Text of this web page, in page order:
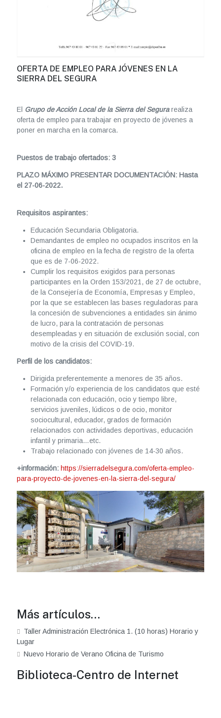
OFERTA DE EMPLEO PARA JÓVENES EN LA
SIERRA DEL SEGURA
El Grupo de Acción Local de la Sierra del Segurarealiza
oferta de empleo para trabajar en proyecto de jóvenes a
poner en marcha en la comarca.
Puestos de trabajo ofertados: 3
PLAZO MÁXIMO PRESENTAR DOCUMENTACIÓN: Hasta
el 27-06-2022.
Requisitos aspirantes:
Educación Secundaria Obligatoria.
Demandantes de empleo no ocupados inscritos en la
oficina de empleo en la fecha de registro de la oferta
que es de 7-06-2022.
Cumplir los requisitos exigidos para personas
participantes en la Orden 153/2021, de 27 de octubre,
de la Consejería de Economía, Empresas y Empleo,
por la que se establecen las bases reguladoras para
la concesión de subvenciones a entidades sin ánimo
de lucro, para la contratación de personas
desempleadas y en situación de exclusión social, con
motivo de la crisis del COVID-19.
Perfil de los candidatos:
Dirigida preferentemente a menores de 35 años.
Formación y/o experiencia de los candidatos que esté
relacionada con educación, ocio y tiempo libre,
servicios juveniles, lúdicos o de ocio, monitor
sociocultural, educador, grados de formación
relacionados con actividades deportivas, educación
infantil y primaria…etc.
Trabajo relacionado con jóvenes de 14-30 años.
+información: https://sierradelsegura.com/oferta-empleo-
para-proyecto-de-jovenes-en-la-sierra-del-segura/
Más artículos…
Taller Administración Electrónica 1. (10 horas) Horario y
Lugar
Nuevo Horario de Verano Oficina de Turismo
Biblioteca-Centro de Internet